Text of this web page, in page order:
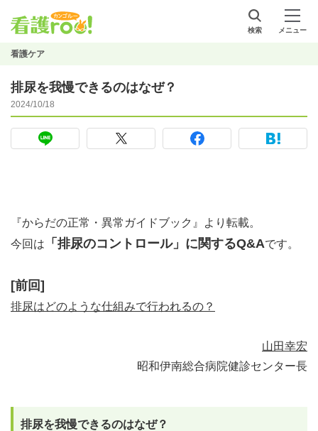
検索 メニュー
看護ケア
排尿を我慢できるのはなぜ？
2024/10/18
『からだの正常・異常ガイドブック』より転載。
今回は
「排尿のコントロール」に関するQ&Aです。
[前回]
排尿はどのような仕組みで行われるの？
山田幸宏
昭和伊南総合病院健診センター長
排尿を我慢できるのはなぜ？